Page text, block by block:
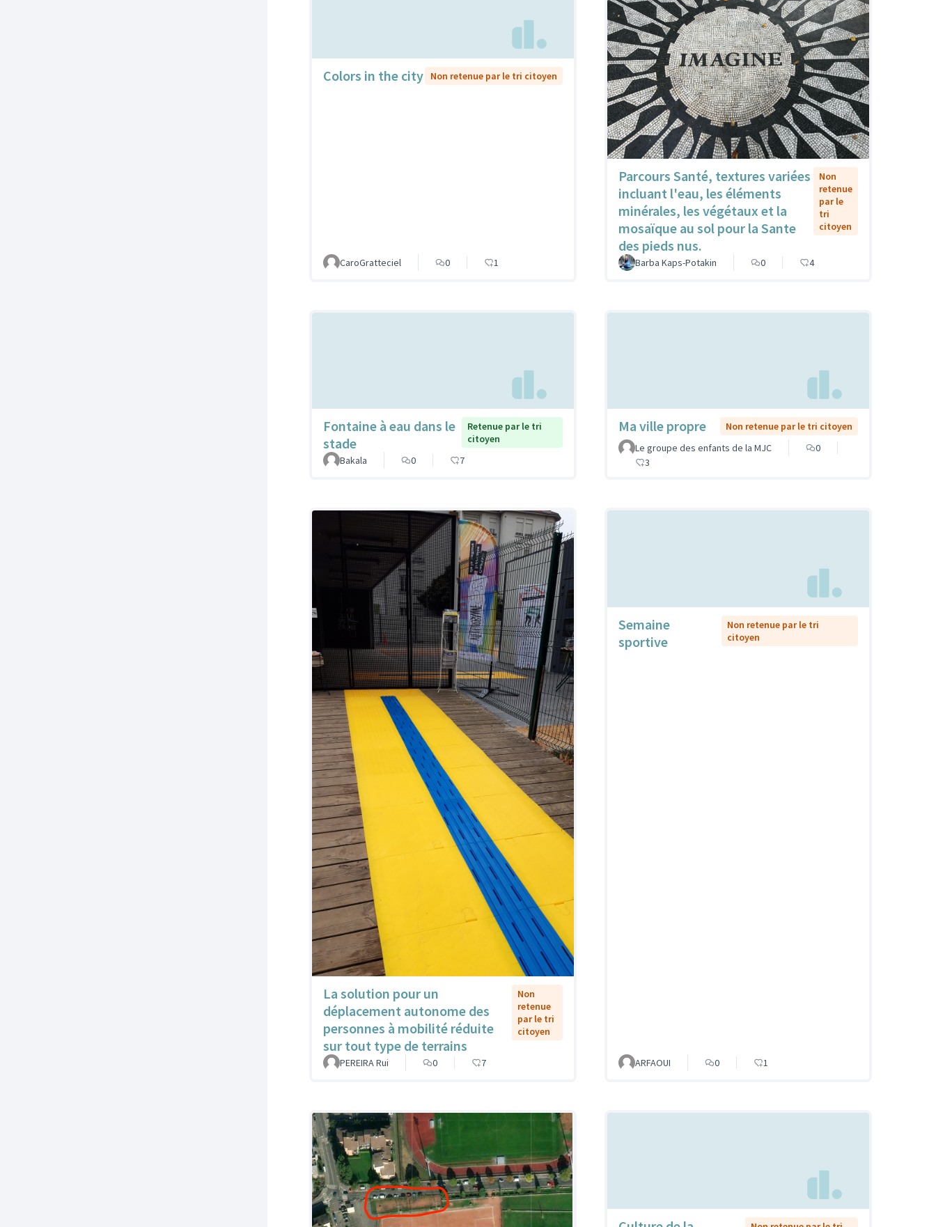
Colors in the city Non retenue par le tri citoyen
CaroGratteciel 0 1
Parcours Santé, textures variées
incluant l'eau, les éléments
minérales, les végétaux et la
mosaïque au sol pour la Sante
des pieds nus.
Non
retenue
par le
tri
citoyen
Barba Kaps-Potakin 0 4
Fontaine à eau dans le
stade
Retenue par le tri
citoyen
Bakala
0 7
Ma ville propre
Non retenue par le tri citoyen
Le groupe des enfants de la MJC
0
3
La solution pour un
déplacement autonome des
personnes à mobilité réduite
sur tout type de terrains
Non
retenue
par le tri
citoyen
PEREIRA Rui 0 7
Semaine
sportive
Non retenue par le tri
citoyen
ARFAOUI 0 1